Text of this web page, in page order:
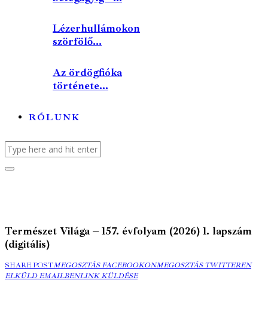
Lézerhullámokon
szörfölő...
Az ördögfióka
története...
RÓLUNK
Természet Világa – 157. évfolyam (2026) 1. lapszám
(digitális)
SHARE POSTMEGOSZTÁS
FACEBOOKON
MEGOSZTÁS FACEBOOKONMEGOSZTÁS
MEGOSZTÁS TWITTEREN
ELKÜLD EMAILBENCOPY
LINK KÜLDÉSE